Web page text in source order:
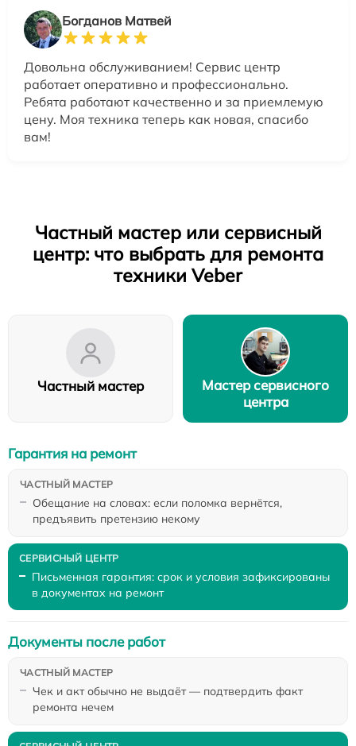
Богданов Матвей
Довольна обслуживанием! Сервис центр
работает оперативно и профессионально.
Ребята работают качественно и за приемлемую
цену. Моя техника теперь как новая, спасибо
вам!
Частный мастер или сервисный
центр: что выбрать для ремонта
техники Veber
Частный мастер
Мастер сервисного
центра
Обещание на словах: если поломка вернётся,
предъявить претензию некому
Гарантия на ремонт
Письменная гарантия: срок и условия зафиксированы
в документах на ремонт
Чек и акт обычно не выдаёт — подтвердить факт
ремонта нечем
Документы после работ